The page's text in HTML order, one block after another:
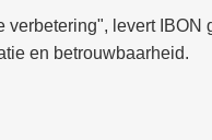
levert IBON
en betrouwbaarheid.